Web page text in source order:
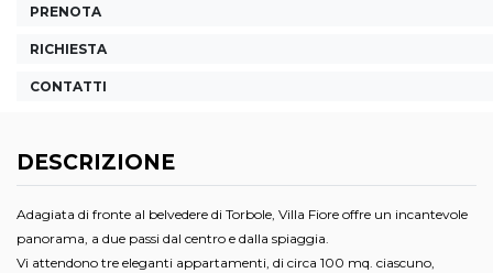
PRENOTA
RICHIESTA
CONTATTI
DESCRIZIONE
Adagiata di fronte al belvedere di Torbole, Villa Fiore offre un incantevole
panorama, a due passi dal centro e dalla spiaggia.
Vi attendono tre eleganti appartamenti, di circa 100 mq. ciascuno,